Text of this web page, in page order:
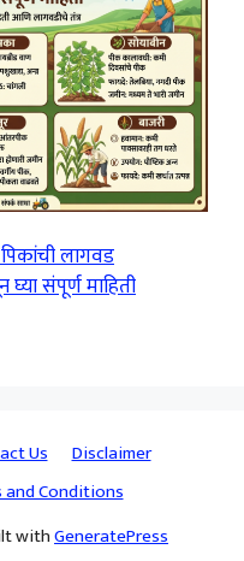
लागवड
संपूर्ण माहिती
Us
Disclaimer
and Conditions
withGeneratePress